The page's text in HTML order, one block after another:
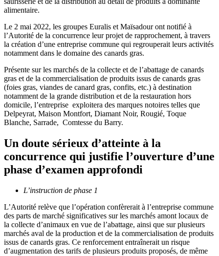
alimentaire.
Le 2 mai 2022, les groupes Euralis et Maïsadour ont notifié à
l’Autorité de la concurrence leur projet de rapprochement, à travers
la création d’une entreprise commune qui regrouperait leurs activités
notamment dans le domaine des canards gras.
Présente sur les marchés de la collecte et de l’abattage de canards
gras et de la commercialisation de produits issus de canards gras
(foies gras, viandes de canard gras, confits, etc.) à destination
notamment de la grande distribution et de la restauration hors
domicile, l’entreprise exploitera des marques notoires telles que
Delpeyrat, Maison Montfort, Diamant Noir, Rougié, Toque
Blanche, Sarrade, Comtesse du Barry.
Un doute sérieux d’atteinte à la
concurrence qui justifie l’ouverture d’une
phase d’examen approfondi
L’instruction de phase 1
L’Autorité relève que l’opération confèrerait à l’entreprise commune
des parts de marché significatives sur les marchés amont locaux de
la collecte d’animaux en vue de l’abattage, ainsi que sur plusieurs
marchés aval de la production et de la commercialisation de produits
issus de canards gras. Ce renforcement entraînerait un risque
d’augmentation des tarifs de plusieurs produits proposés, de même